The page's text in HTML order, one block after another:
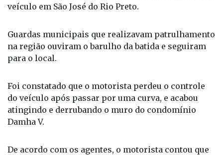
veículo em São José do Rio Preto.
Guardas municipais que realizavam patrulhamento
na região ouviram o barulho da batida e seguiram
para o local.
Foi constatado que o motorista perdeu o controle
do veículo após passar por uma curva, e acabou
atingindo e derrubando o muro do condomínio
Damha V.
De acordo com os agentes, o motorista contou que